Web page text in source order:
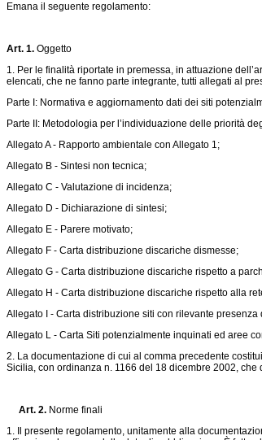
Emana il seguente regolamento:
Art. 1. Oggetto
1. Per le finalità riportate in premessa, in attuazione
elencati, che ne fanno parte integrante, tutti allegati al
Parte I: Normativa e aggiornamento dati dei siti
Parte II: Metodologia per l’individuazione delle priorità
Allegato A - Rapporto ambientale con Allegato 1;
Allegato B - Sintesi non tecnica;
Allegato C - Valutazione di incidenza;
Allegato D - Dichiarazione di sintesi;
Allegato E - Parere motivato;
Allegato F - Carta distribuzione discariche dismesse;
Allegato G - Carta distribuzione discariche rispetto a
Allegato H - Carta distribuzione discariche rispetto alla
Allegato I - Carta distribuzione siti con rilevante presenza
Allegato L - Carta Siti potenzialmente inquinati ed aree
2. La documentazione di cui al comma precedente
Sicilia, con ordinanza n. 1166 del 18 dicembre 2002, che
Art. 2. Norme finali
1. Il presente regolamento, unitamente alla